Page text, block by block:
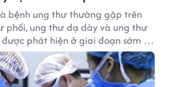
bệnh ung thư thường gặp trên
phổi, ung thư dạ dày và ung thư
được phát hiện ở giai đoạn sớm thì
lên tới 90%. Kiến thức ung thư
dân có những kiến thức, kinh
này.